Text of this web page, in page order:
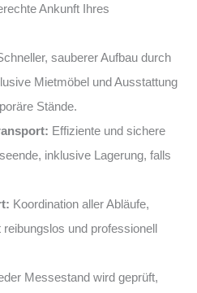
Ankunft Ihres
sauberer Aufbau durch
Mietmöbel und Ausstattung
Stände.
Effiziente und sichere
inklusive Lagerung, falls
Koordination aller Abläufe,
und professionell
Messestand wird geprüft,